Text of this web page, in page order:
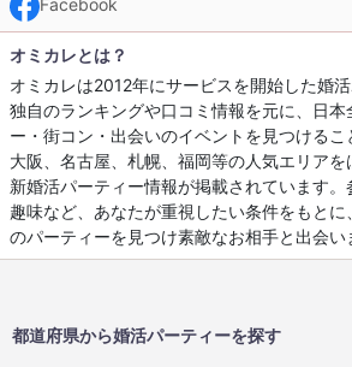
オミカレとは？
オミカレは2012年にサービスを開始した婚活
独自のランキングや口コミ情報を元に、日本
ー・街コン・出会いのイベントを見つけるこ
大阪、名古屋、札幌、福岡等の人気エリア
新婚活パーティー情報が掲載されています。
趣味など、あなたが重視したい条件をもとに
のパーティーを見つけ素敵なお相手と出会い
都道府県から婚活パーティーを探す